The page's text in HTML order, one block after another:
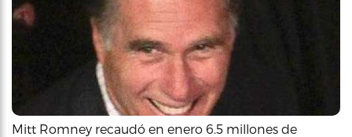
Mitt Romney recaudó en enero 6.5 millones de